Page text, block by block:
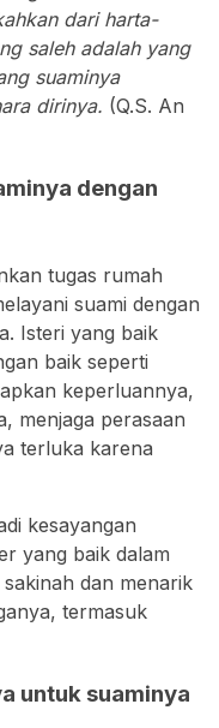
dari harta-
saleh adalah yang
suaminya
dirinya. (Q.S. An
dengan
tugas rumah
suami dengan
Isteri yang baik
baik seperti
keperluannya,
menjaga perasaan
terluka karena
kesayangan
yang baik dalam
dan menarik
termasuk
untuk suaminya